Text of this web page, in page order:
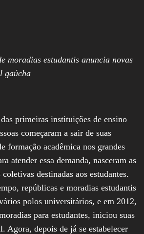
Oeste, Sul, Sudeste,
Negócios,
Oportunidades,
moradias estudantis anuncia novas
gaúcha
primeiras instituições de ensino
começaram a sair de suas
formação acadêmica nos grandes
atender essa demanda, nasceram as
destinadas aos estudantes.
repúblicas e moradias estudantis
polos universitários, e em 2012,
para estudantes, iniciou suas
Agora, depois de já se estabelecer